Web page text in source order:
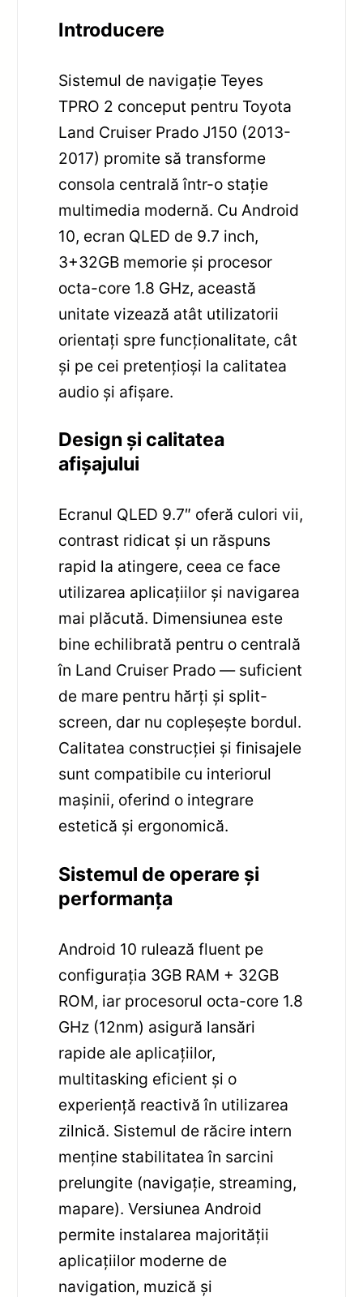
Introducere
Sistemul de navigație Teyes
TPRO 2 conceput pentru Toyota
Land Cruiser Prado J150 (2013-
2017) promite să transforme
consola centrală într-o stație
multimedia modernă. Cu Android
10, ecran QLED de 9.7 inch,
3+32GB memorie și procesor
octa-core 1.8 GHz, această
unitate vizează atât utilizatorii
orientați spre funcționalitate, cât
și pe cei pretențioși la calitatea
audio și afișare.
Design și calitatea
afișajului
Ecranul QLED 9.7″ oferă culori vii,
contrast ridicat și un răspuns
rapid la atingere, ceea ce face
utilizarea aplicațiilor și navigarea
mai plăcută. Dimensiunea este
bine echilibrată pentru o centrală
în Land Cruiser Prado — suficient
de mare pentru hărți și split-
screen, dar nu copleșește bordul.
Calitatea construcției și finisajele
sunt compatibile cu interiorul
mașinii, oferind o integrare
estetică și ergonomică.
Sistemul de operare și
performanța
Android 10 rulează fluent pe
configurația 3GB RAM + 32GB
ROM, iar procesorul octa-core 1.8
GHz (12nm) asigură lansări
rapide ale aplicațiilor,
multitasking eficient și o
experiență reactivă în utilizarea
zilnică. Sistemul de răcire intern
menține stabilitatea în sarcini
prelungite (navigație, streaming,
mapare). Versiunea Android
permite instalarea majorității
aplicațiilor moderne de
navigation, muzică și